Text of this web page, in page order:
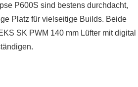
P600S sind bestens durchdacht,
Platz für vielseitige Builds. Beide
SK PWM 140 mm Lüfter mit digital